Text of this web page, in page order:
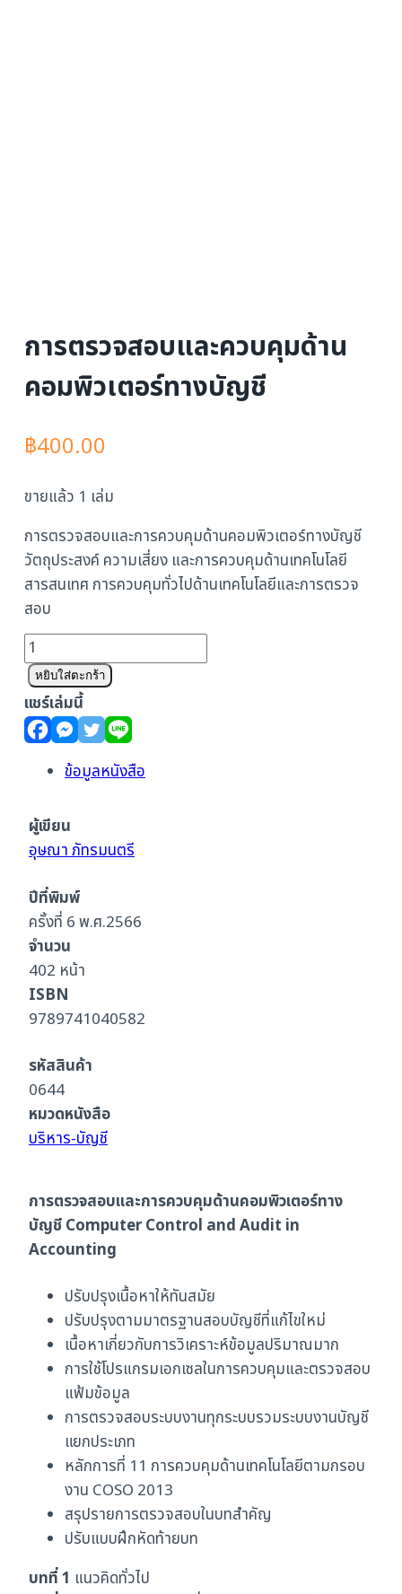
การตรวจสอบและควบคุมด้าน
คอมพิวเตอร์ทางบัญชี
฿400.00
ขายแล้ว 1 เล่ม
การตรวจสอบและการควบคุมด้านคอมพิวเตอร์ทางบัญชี
วัตถุประสงค์ ความเสี่ยง และการควบคุมด้านเทคโนโลยี
สารสนเทศ การควบคุมทั่วไปด้านเทคโนโลยีและการตรวจ
สอบ
จำนวน
การ
ตรวจ
สอบ
และ
ควบคุม
คอมพิวเตอร์
ทาง
บัญชี
ชิ้น
หยิบใส่ตะกร้า
แชร์เล่มนี้
ข้อมูลหนังสือ
ผู้เขียน
อุษณา ภัทรมนตรี
ปีที่พิมพ์
ครั้งที่ 6 พ.ศ.2566
จำนวน
402 หน้า
ISBN
9789741040582
รหัสสินค้า
0644
หมวดหนังสือ
บริหาร-บัญชี
การตรวจสอบและการควบคุมด้านคอมพิวเตอร์ทาง
บัญชี Computer Control and Audit in
Accounting
ปรับปรุงเนื้อหาให้ทันสมัย
ปรับปรุงตามมาตรฐานสอบบัญชีที่แก้ไขใหม่
เนื้อหาเกี่ยวกับการวิเคราะห์ข้อมูลปริมาณมาก
การใช้โปรแกรมเอกเซลในการควบคุมและตรวจสอบ
แฟ้มข้อมูล
การตรวจสอบระบบงานทุกระบบรวมระบบงานบัญชี
แยกประเภท
หลักการที่ 11 การควบคุมด้านเทคโนโลยีตามกรอบ
งาน COSO 2013
สรุปรายการตรวจสอบในบทสำคัญ
ปรับแบบฝึกหัดท้ายบท
บทที่ 1 แนวคิดทั่วไป